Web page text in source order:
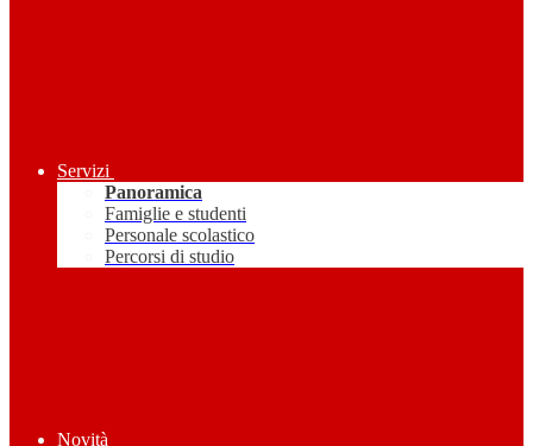
Servizi
Panoramica
Famiglie e studenti
Personale scolastico
Percorsi di studio
Novità